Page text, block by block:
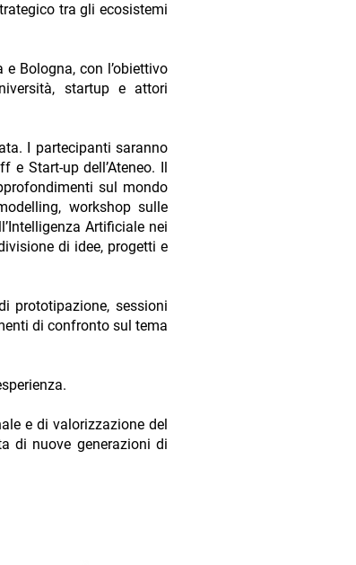
tra gli ecosistemi
Bologna, con l’obiettivo
startup e attori
I partecipanti saranno
e Start-up dell’Ateneo. Il
sul mondo
workshop sulle
Artificiale nei
di idee, progetti e
prototipazione, sessioni
di confronto sul tema
e di valorizzazione del
di nuove generazioni di